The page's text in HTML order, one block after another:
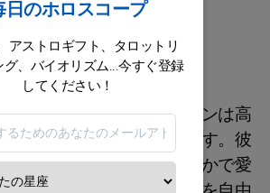
が位置することで、ジョンは高
て自分の個性を表現します。彼
感情に敏感であり、穏やかで愛
日のホロスコープ
アストロギフト、タロットリ
グ、バイオリズム...今すぐ登録
してください！